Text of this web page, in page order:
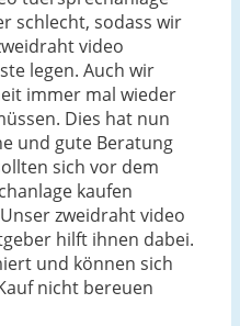
schlecht, sodass wir
video
legen. Auch wir
immer mal wieder
Dies hat nun
und gute Beratung
sich vor dem
kaufen
zweidraht video
hilft ihnen dabei.
und können sich
nicht bereuen